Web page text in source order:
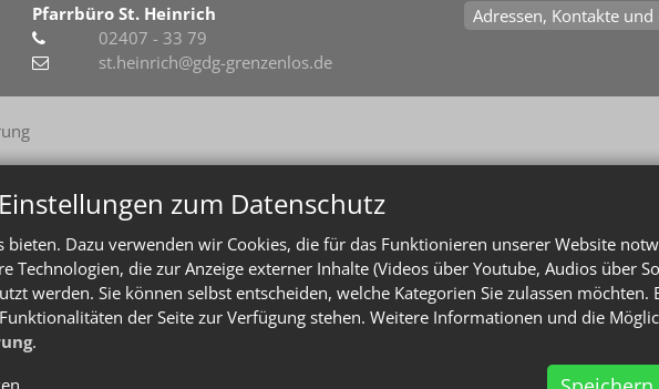
zum Datenschutz
Dazu verwenden wir Cookies, die für das Funktionieren unserer Website
die zur Anzeige externer Inhalte (Videos über Youtube, Audios über
werden. Sie können selbst entscheiden, welche Kategorien Sie zulassen möchten.
der Seite zur Verfügung stehen. Weitere Informationen und die
.
Pfarrbüro St. Heinrich
02407 - 33 79
st.heinrich@gdg-grenzenlos.de
Adressen, Kontakte